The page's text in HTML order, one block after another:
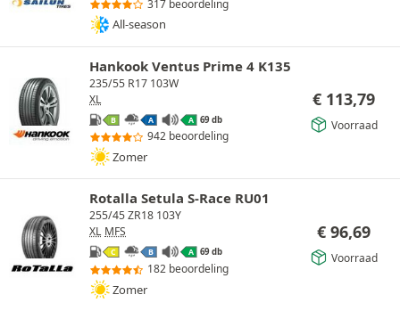
317 beoordeling
All-season
Hankook Ventus Prime 4 K135
235/55 R17 103W
XL
B A A 69 db
942 beoordeling
Zomer
€ 113,79
Voorraad
Rotalla Setula S-Race RU01
255/45 ZR18 103Y
XL MFS
C B A 69 db
182 beoordeling
Zomer
€ 96,69
Voorraad